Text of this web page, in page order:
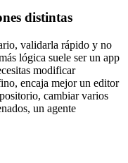
distintas
validarla rápido y no
lógica suele ser un app
modificar
encaja mejor un editor
cambiar varios
un agente